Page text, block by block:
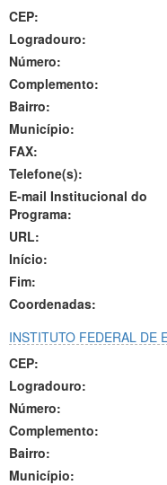
CEP:
Logradouro:
Número:
Complemento:
Bairro:
Município:
FAX:
Telefone(s):
E-mail Institucional do
Programa:
URL:
Início:
Fim:
Coordenadas:
INSTITUTO FEDERAL DE
CEP:
Logradouro:
Número:
Complemento:
Bairro:
Município: